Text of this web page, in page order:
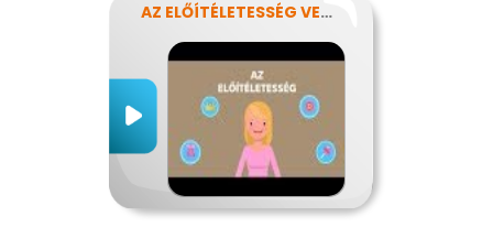
AZ ELŐÍTÉLETESSÉG VESZÉLYEI